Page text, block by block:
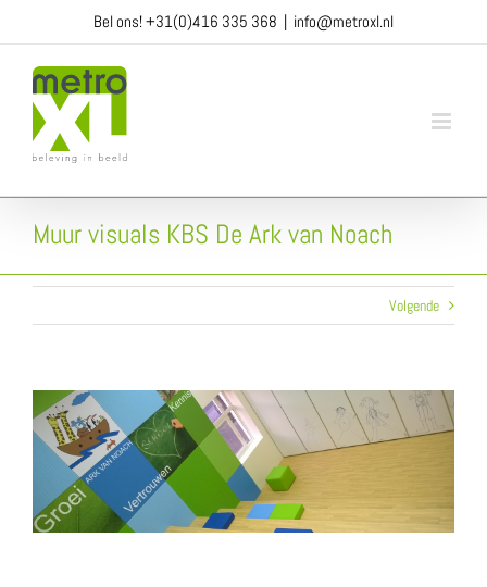
Bel ons!+31(0)416 335 368 | info@metroxl.nl
Muur visuals KBS De Ark van Noach
Volgende
View
Larger
Image